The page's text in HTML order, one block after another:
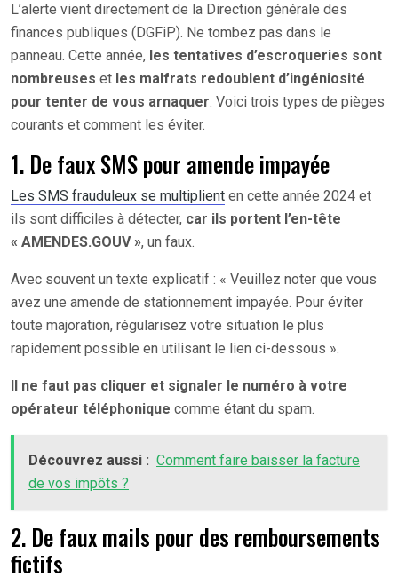
L’alerte vient directement de la Direction générale des
finances publiques (DGFiP). Ne tombez pas dans le
panneau. Cette année, les tentatives d’escroqueries sont
nombreuses et les malfrats redoublent d’ingéniosité
pour tenter de vous arnaquer. Voici trois types de pièges
courants et comment les éviter.
1. De faux SMS pour amende impayée
Les SMS frauduleux se multiplient en cette année 2024 et
ils sont difficiles à détecter, car ils portent l’en-tête
« AMENDES.GOUV », un faux.
Avec souvent un texte explicatif : « Veuillez noter que vous
avez une amende de stationnement impayée. Pour éviter
toute majoration, régularisez votre situation le plus
rapidement possible en utilisant le lien ci-dessous ».
Il ne faut pas cliquer et signaler le numéro à votre
opérateur téléphonique comme étant du spam.
Découvrez aussi : Comment faire baisser la facture
de vos impôts ?
2. De faux mails pour des remboursements
fictifs